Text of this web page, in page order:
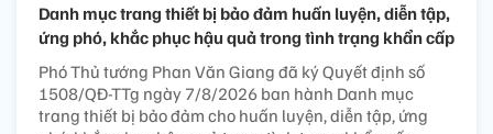
Danh mục trang thiết bị bảo đảm huấn luyện, diễn tập,
ứng phó, khắc phục hậu quả trong tình trạng khẩn cấp
Phó Thủ tướng Phan Văn Giang đã ký Quyết định số
1508/QĐ-TTg ngày 7/8/2026 ban hành Danh mục
trang thiết bị bảo đảm cho huấn luyện, diễn tập, ứng